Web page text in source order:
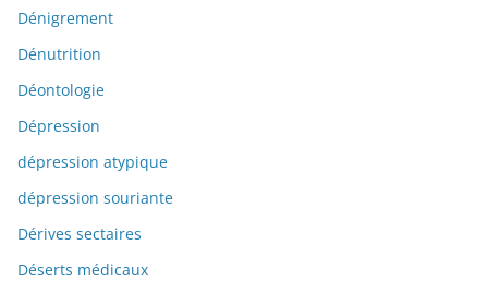
Dénigrement
Dénutrition
Déontologie
Dépression
dépression atypique
dépression souriante
Dérives sectaires
Déserts médicaux